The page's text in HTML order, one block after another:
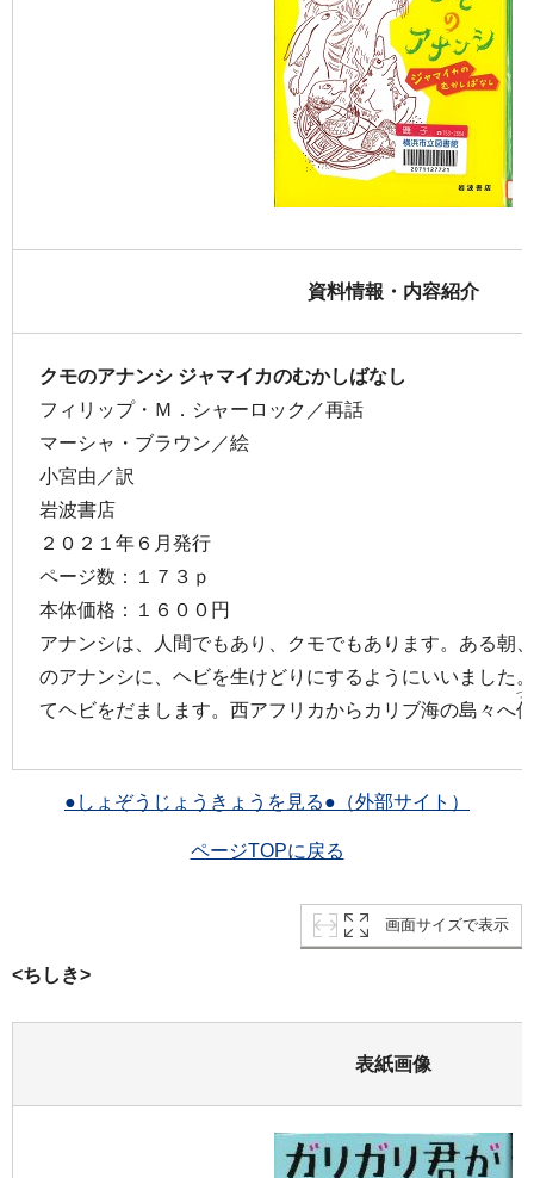
資料情報・内容紹介
クモのアナンシ ジャマイカのむかしばなし
フィリップ・Ｍ．シャーロック／再話
マーシャ・ブラウン／絵
小宮由／訳
岩波書店
２０２１年６月発行
ページ数：１７３ｐ
本体価格：１６００円
アナンシは、人間でもあり、クモでもあります。ある朝
のアナンシに、ヘビを生けどりにするようにいいました
てヘビをだまします。西アフリカからカリブ海の島々へ伝
つた
●しょぞうじょうきょうを見る●（外部サイト）
ページTOPに戻る
画面サイズで表示
<ちしき>
表紙画像